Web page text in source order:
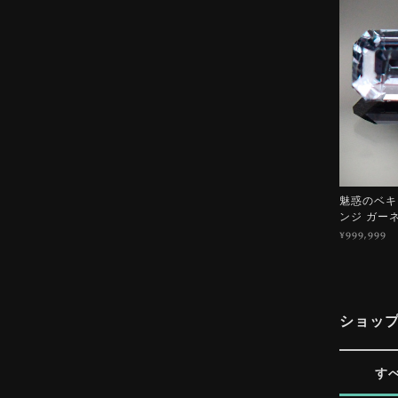
魅惑のベ
ンジ ガー
¥999,999
ショッ
す